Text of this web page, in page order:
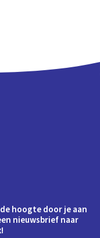
hoogte door je aan
nieuwsbrief naar